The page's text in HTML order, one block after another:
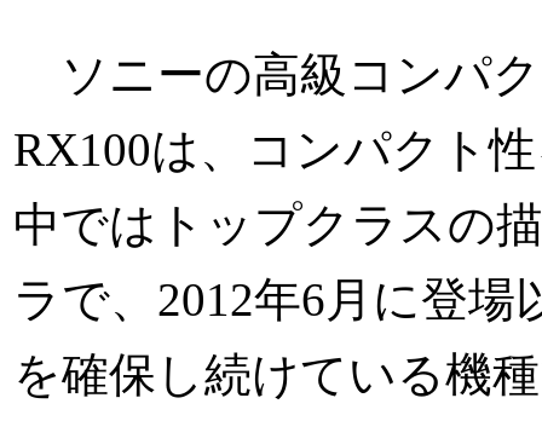
ソニーの高級コンパ
RX100は、コンパクト
中ではトップクラスの
ラで、2012年6月に登
を確保し続けている機